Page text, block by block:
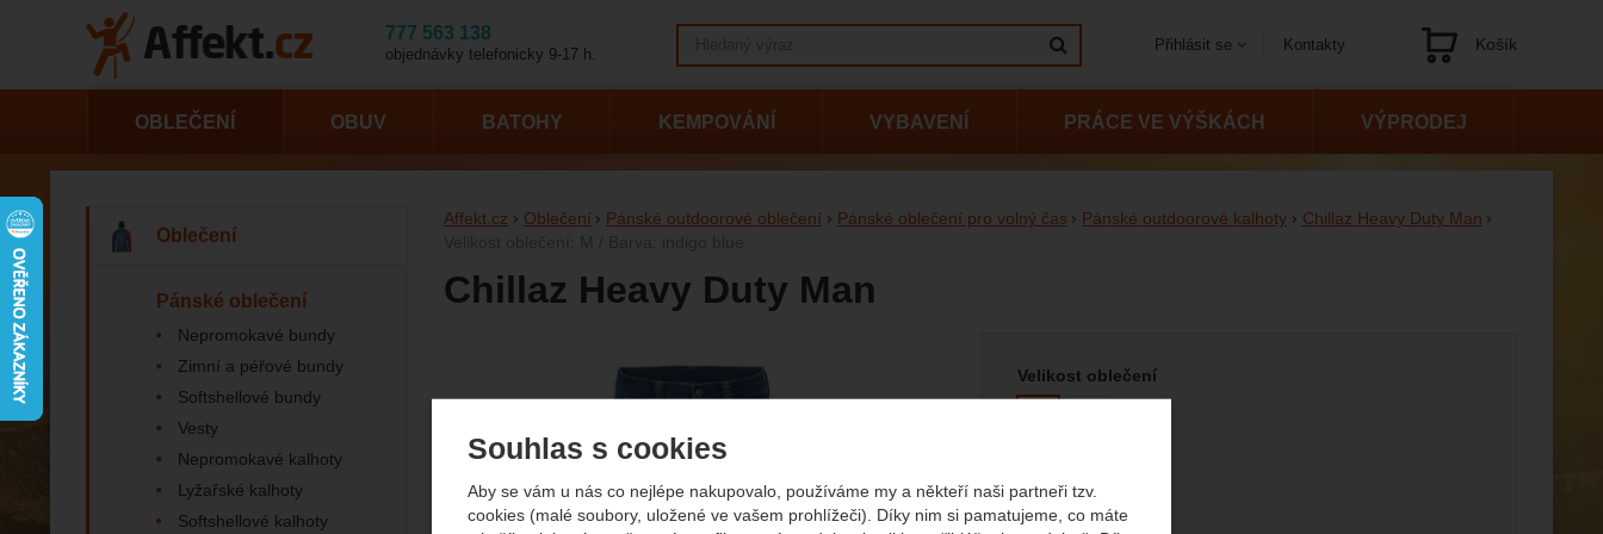
Souhlas s cookies
Aby se vám u nás co nejlépe nakupovalo, používáme my a někteří naši partneři tzv.
cookies (malé soubory, uložené ve vašem prohlížeči). Díky nim si pamatujeme, co máte
Affekt.cz Oblečení Pánské outdoorové oblečení Pánské oblečení pro volný čas Pánské outdoorové kalhoty
Chillaz Heavy Duty Man
Chillaz Heavy Duty Man
Velikost oblečení
Barva
OBLEČENÍ OBUV BATOHY KEMPOVÁNÍ VYBAVENÍ PRÁCE VE VÝŠKÁCH VÝPRODEJ
Oblečení
Pánské oblečení
Nepromokavé bundy
Zimní a péřové bundy
Softshellové bundy
Vesty
Nepromokavé kalhoty
Lyžařské kalhoty
Softshellové kalhoty
777 563 138
objednávky telefonicky 9-17 h.
Kontakty
Přihlásit se Košík